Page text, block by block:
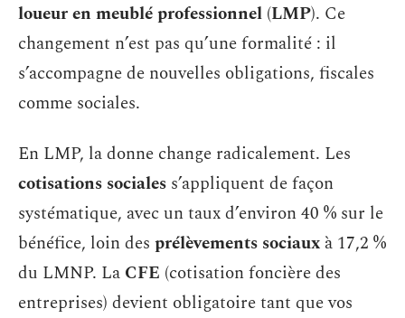
loueur en meublé professionnel (LMP). Ce
changement n’est pas qu’une formalité : il
s’accompagne de nouvelles obligations, fiscales
comme sociales.
En LMP, la donne change radicalement. Les
cotisations sociales s’appliquent de façon
systématique, avec un taux d’environ 40 % sur le
bénéfice, loin des prélèvements sociaux à 17,2 %
du LMNP. La CFE (cotisation foncière des
entreprises) devient obligatoire tant que vos